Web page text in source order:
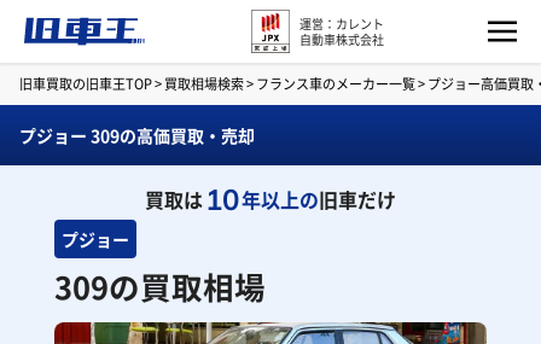
運営：カレント
自動車株式会社
旧車買取の旧車王TOP>買取相場検索>フランス車のメーカー一覧>プジョー高価買取
プジョー 309の高価買取・売却
買取は10年以上の旧車だけ
プジョー
309の買取相場